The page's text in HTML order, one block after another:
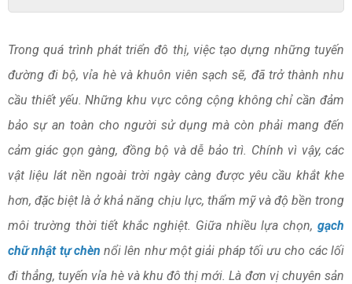
Trong quá trình phát triển đô thị, việc tạo dựng những tuyến
đường đi bộ, vỉa hè và khuôn viên sạch sẽ, đã trở thành nhu
cầu thiết yếu. Những khu vực công cộng không chỉ cần đảm
bảo sự an toàn cho người sử dụng mà còn phải mang đến
cảm giác gọn gàng, đồng bộ và dễ bảo trì. Chính vì vậy, các
vật liệu lát nền ngoài trời ngày càng được yêu cầu khắt khe
hơn, đặc biệt là ở khả năng chịu lực, thẩm mỹ và độ bền trong
môi trường thời tiết khắc nghiệt. Giữa nhiều lựa chọn, gạch
chữ nhật tự chèn nổi lên như một giải pháp tối ưu cho các lối
đi thẳng, tuyến vỉa hè và khu đô thị mới. Là đơn vị chuyên sản